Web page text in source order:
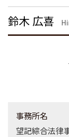
痴漢 逮捕
刑事事件 流
労働問題 神
離婚 茨城県
企業法務 品
不動産ト
債権回収
鈴木 広喜
事務所名
望記綜合法律